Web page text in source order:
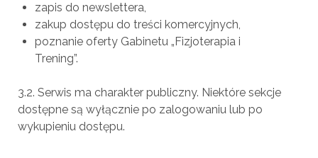
zapis do newslettera,
zakup dostępu do treści komercyjnych,
poznanie oferty Gabinetu „Fizjoterapia i
Trening”.
3.2. Serwis ma charakter publiczny. Niektóre sekcje
dostępne są wyłącznie po zalogowaniu lub po
wykupieniu dostępu.